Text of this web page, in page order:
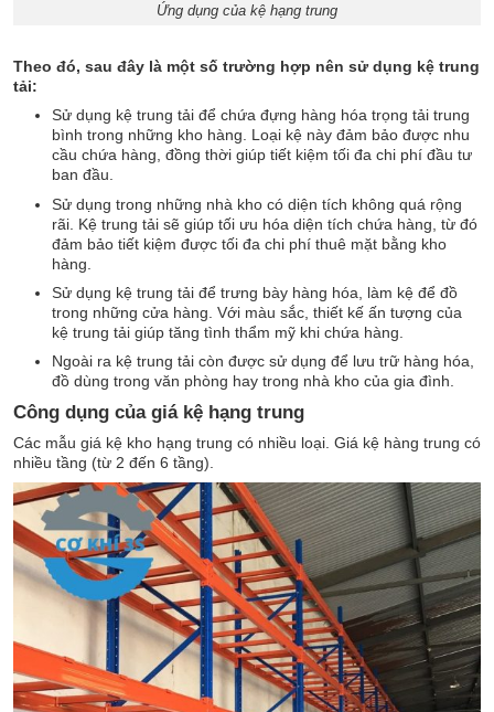
Ứng dụng của kệ hạng trung
Theo đó, sau đây là một số trường hợp nên sử dụng kệ trung
tải:
Sử dụng kệ trung tải để chứa đựng hàng hóa trọng tải trung
bình trong những kho hàng. Loại kệ này đảm bảo được nhu
cầu chứa hàng, đồng thời giúp tiết kiệm tối đa chi phí đầu tư
ban đầu.
Sử dụng trong những nhà kho có diện tích không quá rộng
rãi. Kệ trung tải sẽ giúp tối ưu hóa diện tích chứa hàng, từ đó
đảm bảo tiết kiệm được tối đa chi phí thuê mặt bằng kho
hàng.
Sử dụng kệ trung tải để trưng bày hàng hóa, làm kệ để đồ
trong những cửa hàng. Với màu sắc, thiết kế ấn tượng của
kệ trung tải giúp tăng tình thẩm mỹ khi chứa hàng.
Ngoài ra kệ trung tải còn được sử dụng để lưu trữ hàng hóa,
đồ dùng trong văn phòng hay trong nhà kho của gia đình.
Công dụng của giá kệ hạng trung
Các mẫu giá kệ kho hạng trung có nhiều loại. Giá kệ hàng trung có
nhiều tầng (từ 2 đến 6 tầng).